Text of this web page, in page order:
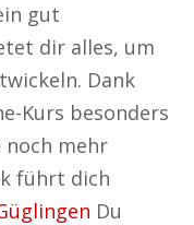
gut
dir alles, um
Dank
Kurs besonders
noch mehr
führt dich
Du